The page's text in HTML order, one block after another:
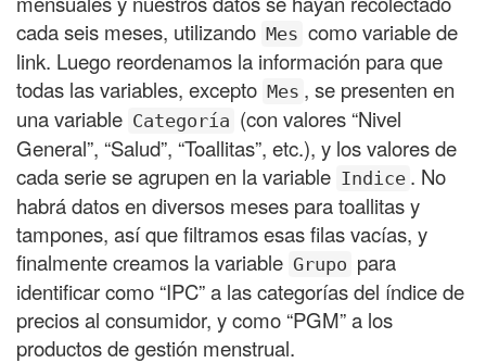
cada seis meses, utilizando Mes como variable de
link. Luego reordenamos la información para que
todas las variables, excepto Mes , se presenten en
una variable Categoría (con valores “Nivel
General”, “Salud”, “Toallitas”, etc.), y los valores de
cada serie se agrupen en la variable Indice . No
habrá datos en diversos meses para toallitas y
tampones, así que filtramos esas filas vacías, y
finalmente creamos la variable Grupo para
identificar como “IPC” a las categorías del índice de
precios al consumidor, y como “PGM” a los
productos de gestión menstrual.